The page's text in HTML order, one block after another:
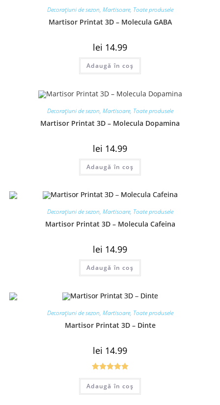
Decorațiuni de sezon, Martisoare, Toate produsele
Martisor Printat 3D – Molecula GABA
lei 14.99
Adaugă în coș
Decorațiuni de sezon, Martisoare, Toate produsele
Martisor Printat 3D – Molecula Dopamina
lei 14.99
Adaugă în coș
Decorațiuni de sezon, Martisoare, Toate produsele
Martisor Printat 3D – Molecula Cafeina
lei 14.99
Adaugă în coș
Decorațiuni de sezon, Martisoare, Toate produsele
Martisor Printat 3D – Dinte
lei 14.99
Evaluat la
5.00din 5
Adaugă în coș